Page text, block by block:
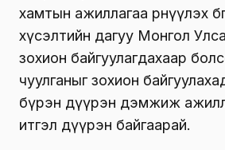
хамтын ажиллагаа өрнүүлэх
хүсэлтийн дагуу Монгол
зохион байгуулагдахаар
чуулганыг зохион
бүрэн дүүрэн дэмжиж
итгэл дүүрэн байгаарай.